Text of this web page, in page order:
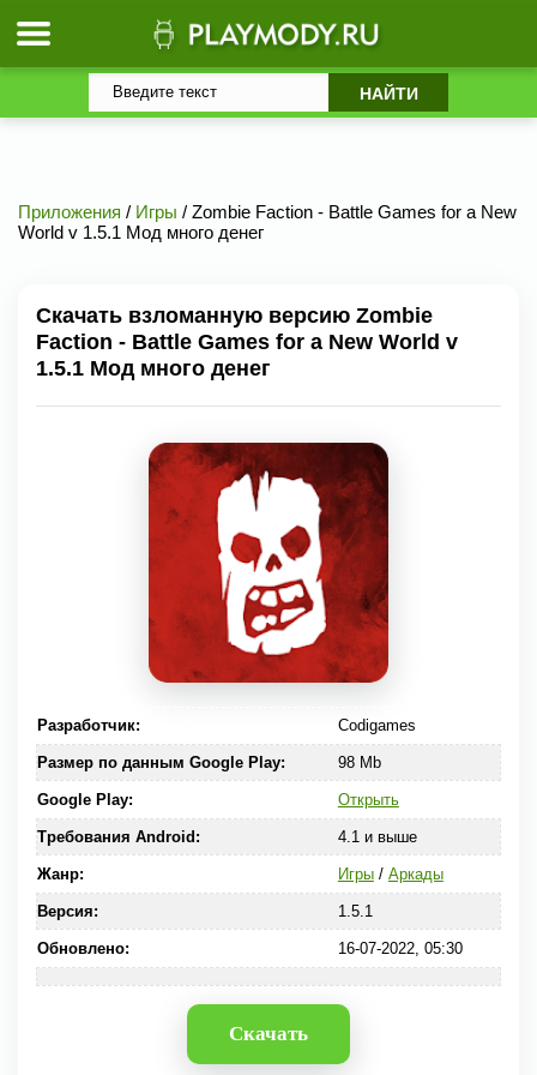
Приложения / Игры / Zombie Faction - Battle Games for a New
World v 1.5.1 Мод много денег
Скачать взломанную версию Zombie
Faction - Battle Games for a New World v
1.5.1 Мод много денег
Разработчик: Codigames
Размер по данным Google Play: 98 Mb
Google Play: Открыть
Требования Android: 4.1 и выше
Жанр: Игры/ Аркады
Версия: 1.5.1
Обновлено: 16-07-2022, 05:30
Скачать